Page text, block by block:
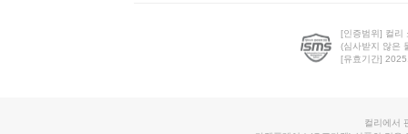
[인증범위] 컬리
(심사받지 않은
[유효기간]
컬리에서